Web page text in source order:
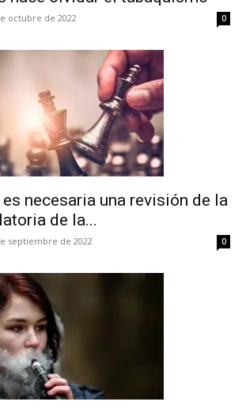
octubre de 2022 0
necesaria una revisión de la
de la...
septiembre de 2022 0